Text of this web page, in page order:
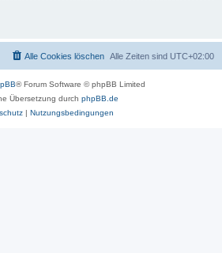
Alle Zeiten sind UTC+02:00
Alle Cookies löschen
® Forum Software © phpBB Limited
Übersetzung durch phpBB.de
| Nutzungsbedingungen